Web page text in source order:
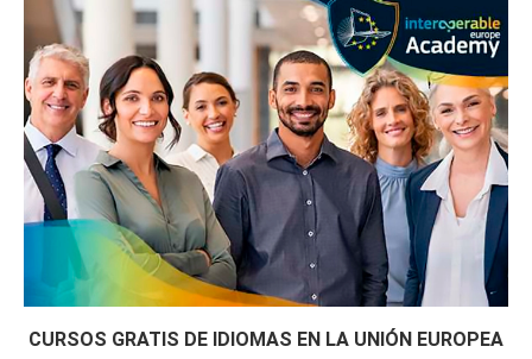
CURSOS GRATIS DE IDIOMAS EN LA UNIÓN EUROPEA